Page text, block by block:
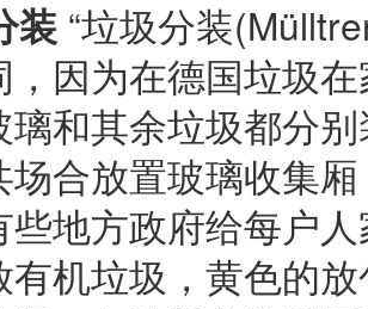
装 “垃圾分装
，因为在德国垃圾
璃和其余垃圾都分
场合放置玻璃收集
些地方政府给每户
有机垃圾，黄色的